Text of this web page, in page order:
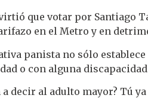
que votar por Santiago
en el Metro y en
panista no sólo
o con alguna
decir al adulto mayor? Tú